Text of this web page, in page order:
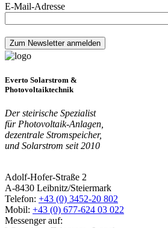
E-Mail-Adresse
Everto Solarstrom &
Photovoltaiktechnik
Der steirische Spezialist
für Photovoltaik-Anlagen,
dezentrale Stromspeicher,
und Solarstrom seit 2010
Adolf-Hofer-Straße 2
A-8430 Leibnitz/Steiermark
Telefon: +43 (0) 3452-20 802
Mobil: +43 (0) 677-624 03 022
Messenger auf: